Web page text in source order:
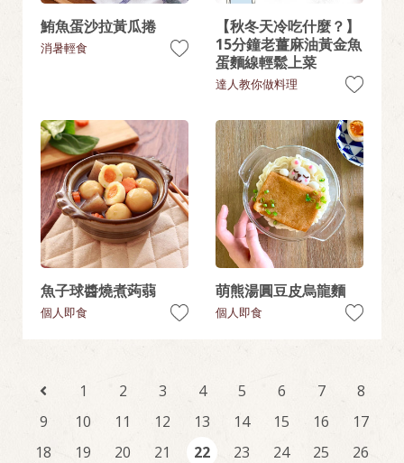
鮪魚蛋沙拉黃瓜捲
消暑輕食
【秋冬天冷吃什麼？】
15分鐘老薑麻油黃金魚
蛋麵線輕鬆上菜
達人教你做料理
魚子球醬燒煮蒟蒻
個人即食
萌熊湯圓豆皮烏龍麵
個人即食
1 2 3 4 5 6 7
8
9
10 11 12 13 14 15 16
17
18
19 20 21 22 23 24 25
26